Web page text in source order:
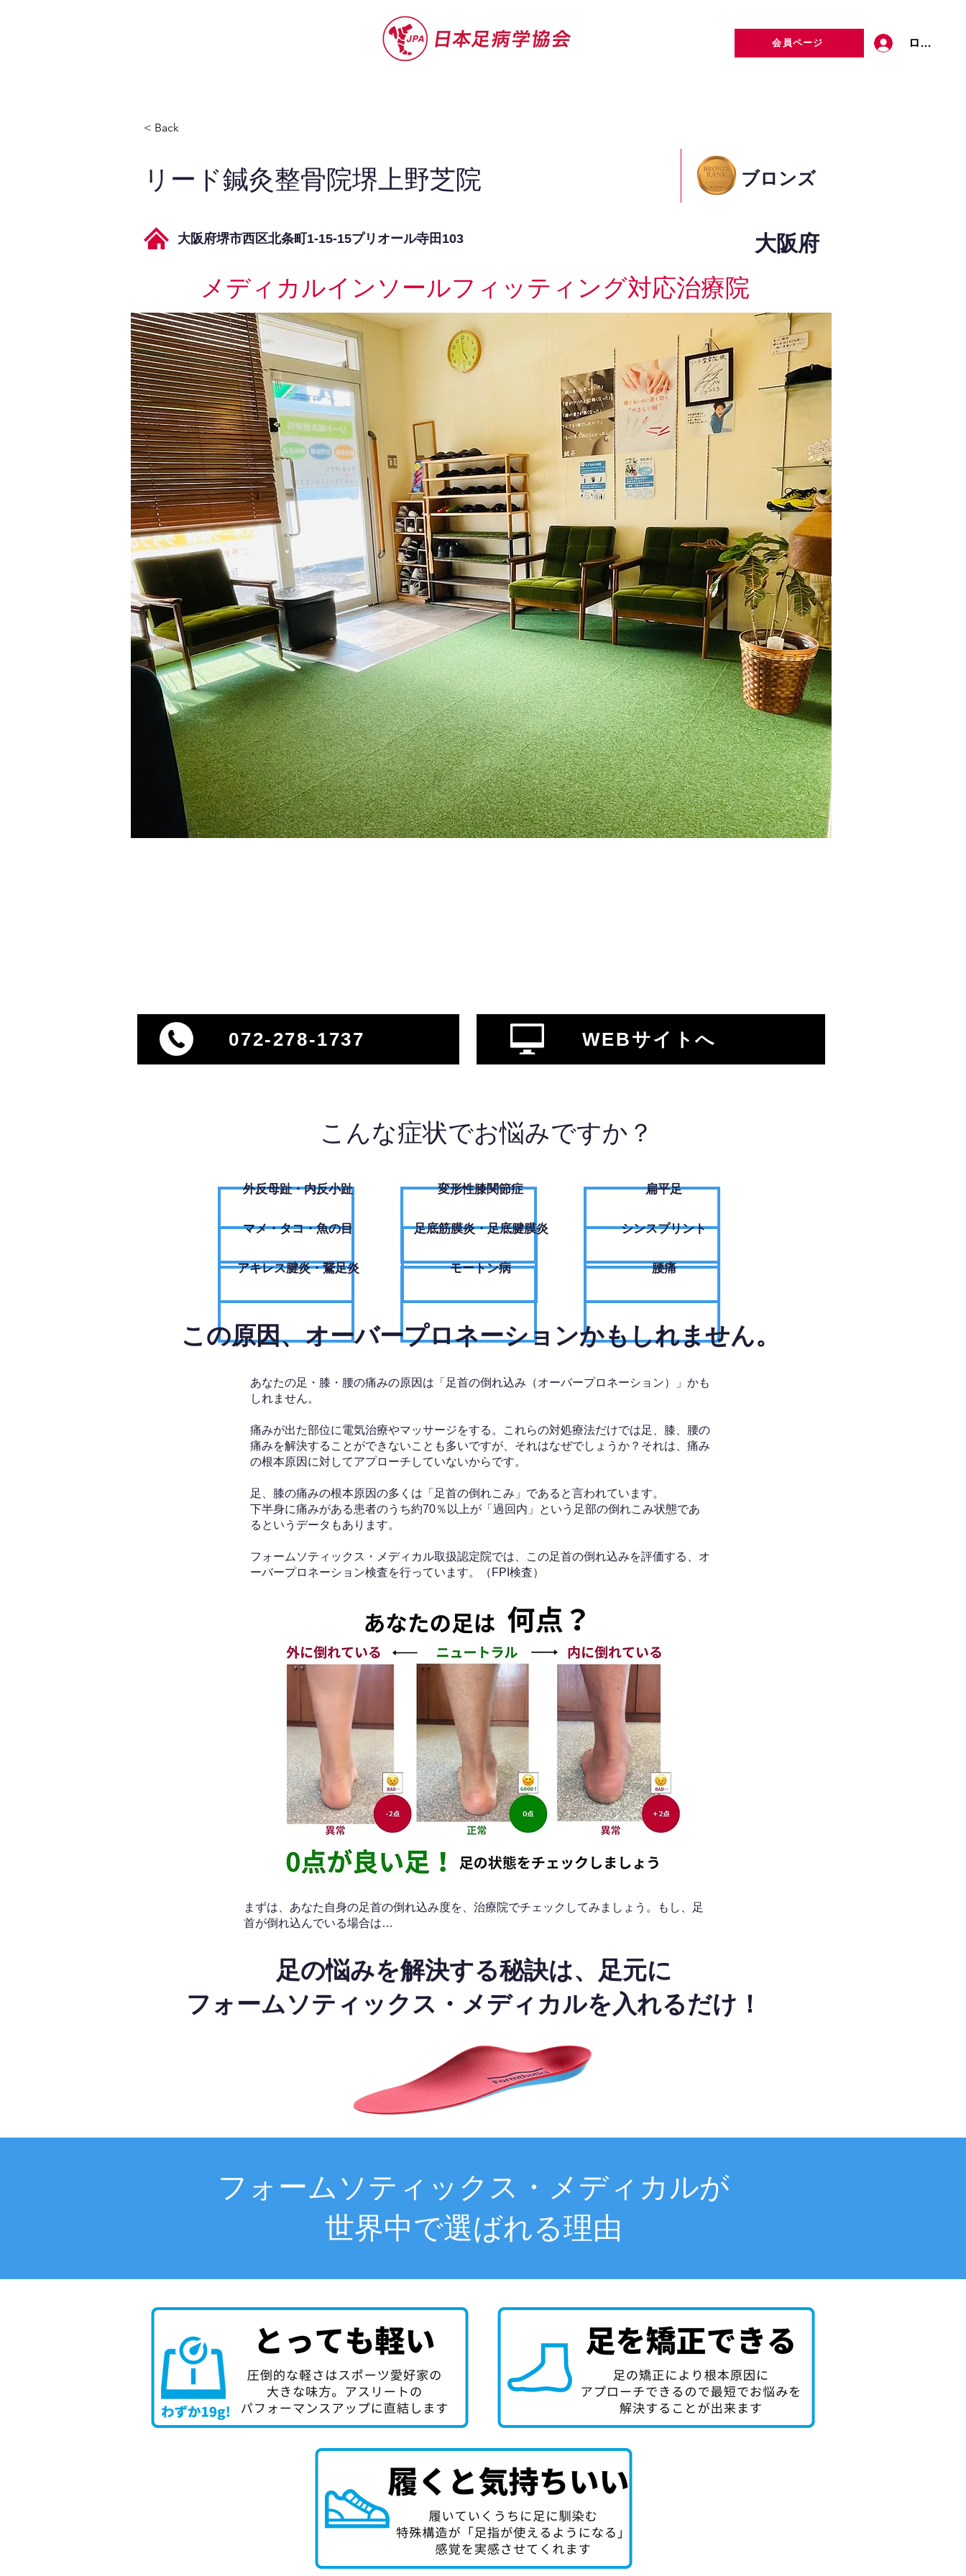
会員ページ ログイン
< Back
リード鍼灸整骨院堺上野芝院 ブロンズ
大阪府堺市西区北条町1-15-15プリオール寺田103 大阪府
メディカルインソールフィッティング対応治療院
072-278-1737 WEBサイトへ
こんな症状でお悩みですか？
外反母趾・内反小趾
​マメ・タコ・魚の目
アキレス腱炎・鵞足炎
変形性膝関節症
足底筋膜炎・足底腱膜炎
モートン病
扁平足
シンスプリント
腰痛
​この原因、オーバープロネーションかもしれません。
あなたの足・膝・腰の痛みの原因は「足首の倒れ込み（オーバープロネーション）」かも
しれません。
痛みが出た部位に電気治療やマッサージをする。これらの対処療法だけでは足、膝、腰の
痛みを解決することができないことも多いですが、それはなぜでしょうか？それは、痛み
の根本原因に対してアプローチしていないからです。
足、膝の痛みの根本原因の多くは「足首の倒れこみ」であると言われています。
下半身に痛みがある患者のうち約70％以上が「過回内」という足部の倒れこみ状態であ
るというデータもあります。
フォームソティックス・メディカル取扱認定院では、この足首の倒れ込みを評価する、オ
ーバープロネーション検査を行っています。（FPI検査）​
​まずは、あなた自身の足首の倒れ込み度を、治療院でチェックしてみましょう。もし、足
首が倒れ込んでいる場合は…
足の悩みを解決する秘訣は、足元に
フォームソティックス・メディカルを入れるだけ！
フォームソティックス・メディカルが
世界中で選ばれる理由